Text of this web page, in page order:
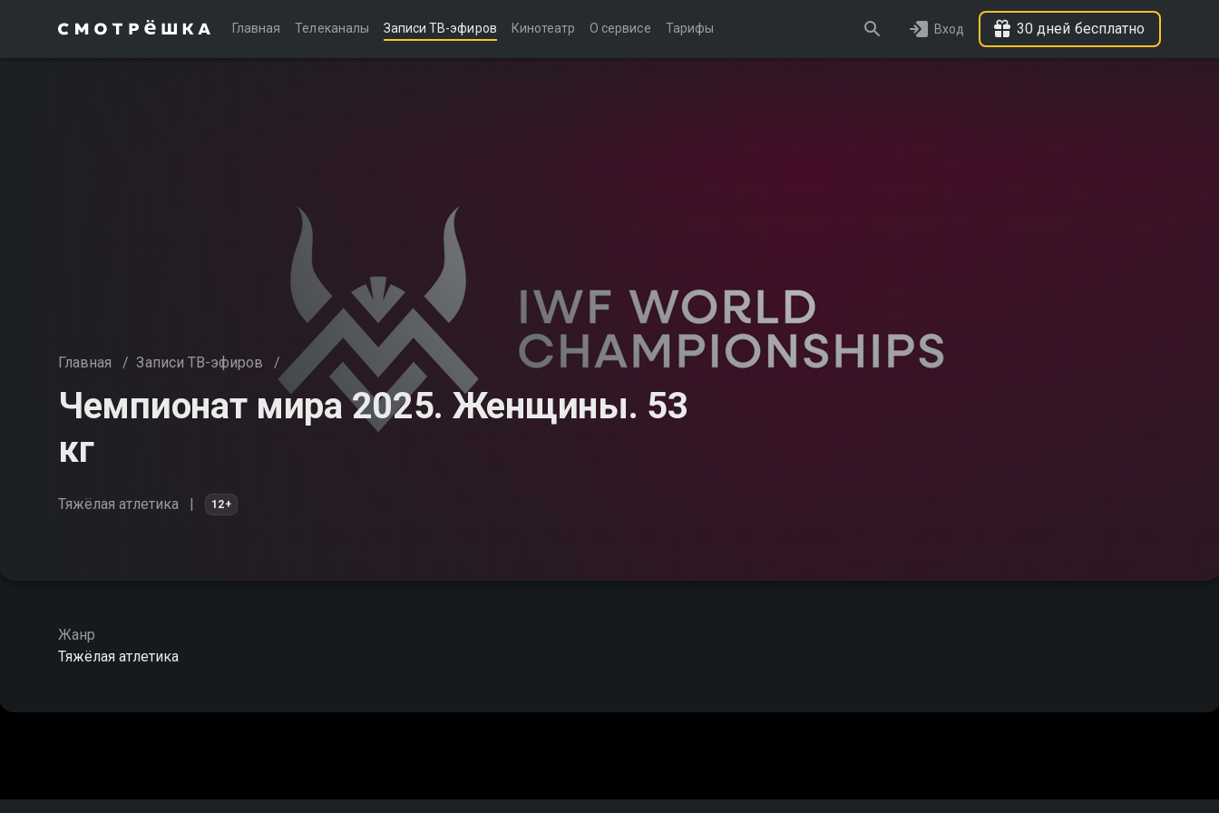
Главная Телеканалы Записи ТВ-эфиров Кинотеатр О сервисе Тарифы Вход 30 дней бесплатно
Главная / Записи ТВ-эфиров /
Чемпионат мира 2025. Женщины. 53
кг
Тяжёлая атлетика 12+
Жанр
Тяжёлая атлетика